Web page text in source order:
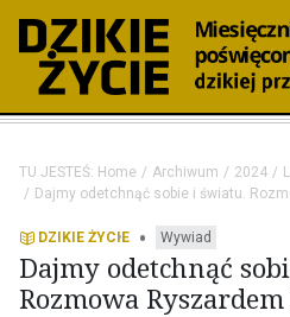
TU JESTEŚ: Home Archiwum 2024
Dajmy odetchnąć sobie i światu.
DZIKIE ŻYCIE • Wywiad
Dajmy odetchnąć
Rozmowa